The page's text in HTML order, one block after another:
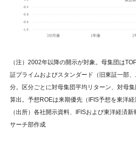
（注）2002年以降の開示が対象。母集団は
証プライムおよびスタンダード（旧東証一部
分。区分ごとに対母集団平均リターン、対母
算出。予想ROEは来期優先（IFIS予想を東洋経
（出所）各社開示資料、IFISおよび東洋経済
サーチ部作成